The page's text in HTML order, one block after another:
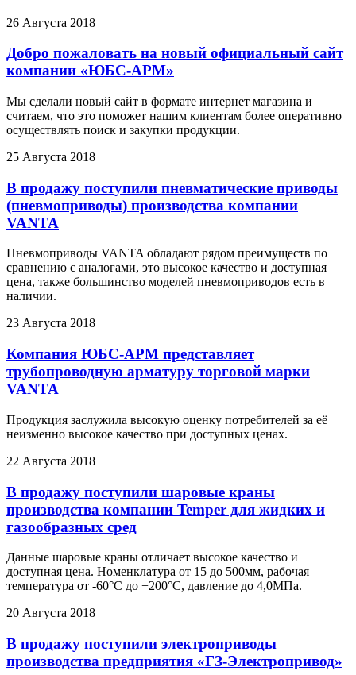
26 Августа 2018
Добро пожаловать на новый официальный сайт
компании «ЮБС-АРМ»
Мы сделали новый сайт в формате интернет магазина и
считаем, что это поможет нашим клиентам более оперативно
осуществлять поиск и закупки продукции.
25 Августа 2018
В продажу поступили пневматические приводы
(пневмоприводы) производства компании
VANTA
Пневмоприводы VANTA обладают рядом преимуществ по
сравнению с аналогами, это высокое качество и доступная
цена, также большинство моделей пневмоприводов есть в
наличии.
23 Августа 2018
Компания ЮБС-АРМ представляет
трубопроводную арматуру торговой марки
VANTA
Продукция заслужила высокую оценку потребителей за её
неизменно высокое качество при доступных ценах.
22 Августа 2018
В продажу поступили шаровые краны
производства компании Temper для жидких и
газообразных сред
Данные шаровые краны отличает высокое качество и
доступная цена. Номенклатура от 15 до 500мм, рабочая
температура от -60°С до +200°С, давление до 4,0МПа.
20 Августа 2018
В продажу поступили электроприводы
производства предприятия «ГЗ-Электропривод»